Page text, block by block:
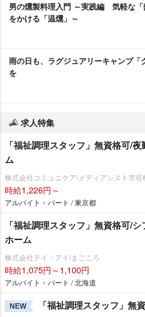
男の燻製料理入門 ～実践編 気軽な「
をかける「温燻」～
雨の日も、ラグジュアリーキャンプ「
を
求人特集
「福祉調理スタッフ」無資格可/
ム
株式会社コミュニケア/メディアシスト市谷
時給1,226円～
アルバイト・パート / 東京都
「福祉調理スタッフ」無資格可/
ホーム
株式会社テイ・アイ/まごころ
時給1,075円～1,100円
アルバイト・パート / 北海道
NEW 「福祉調理スタッフ」無